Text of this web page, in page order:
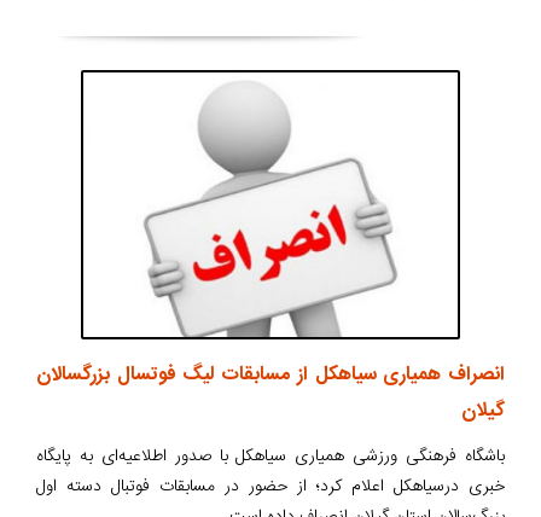
انصراف همیاری سیاهکل از مسابقات لیگ فوتسال بزرگسالان
گیلان
باشگاه فرهنگی ورزشی همیاری سیاهکل با صدور اطلاعیه‌ای به پایگاه
خبری درسیاهکل اعلام کرد؛ از حضور در مسابقات فوتبال دسته اول